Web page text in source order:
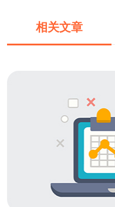
相关文章